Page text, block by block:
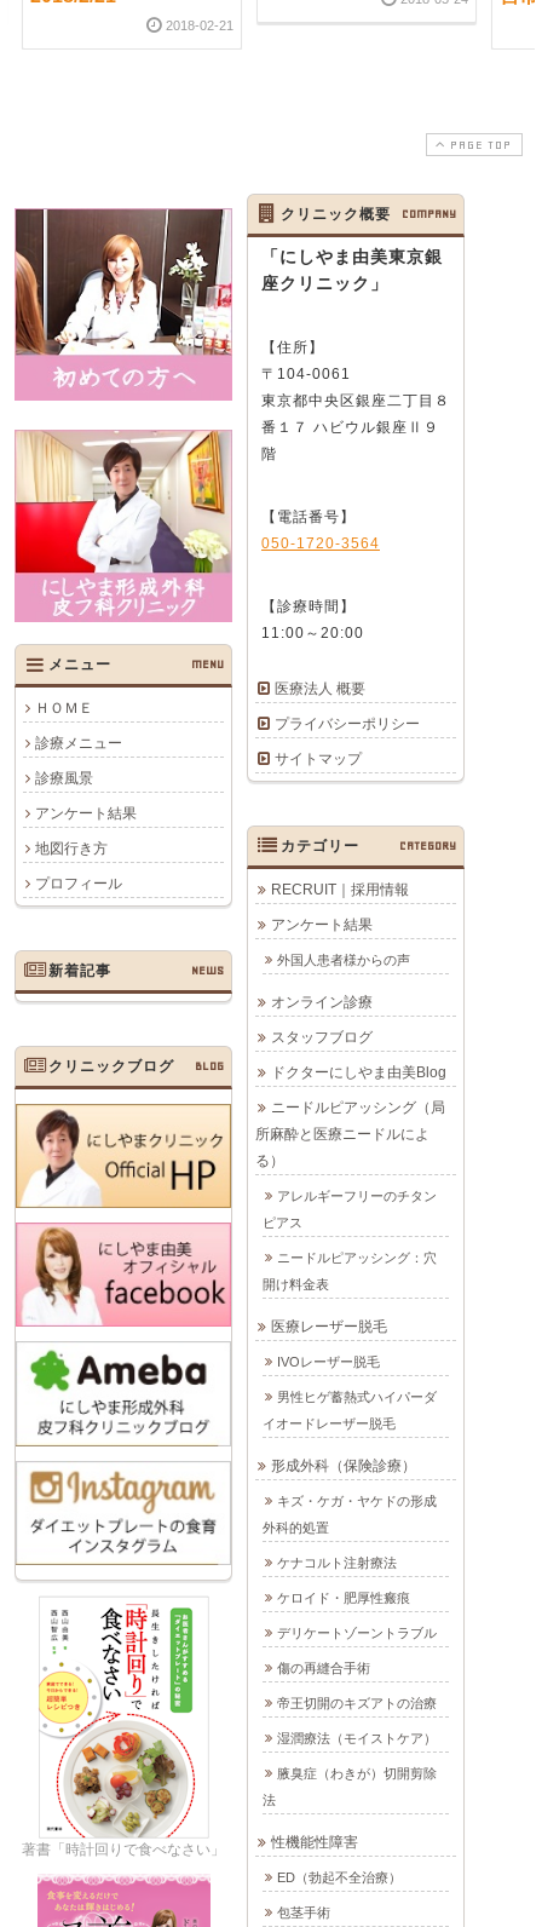
2018-02-21
PAGE TOP
メニュー MENU
ＨＯＭＥ
診療メニュー
診療風景
アンケート結果
地図行き方
プロフィール
クリニック概要 COMPANY
「にしやま由美東京銀
座クリニック」
【住所】
〒104-0061
東京都中央区銀座二丁目８
番１７ ハビウル銀座Ⅱ９
階
【電話番号】
050-1720-3564
【診療時間】
11:00～20:00
医療法人 概要
プライバシーポリシー
サイトマップ
カテゴリー CATEGORY
RECRUIT｜採用情報
アンケート結果
外国人患者様からの声
オンライン診療
スタッフブログ
ドクターにしやま由美Blog
ニードルピアッシング（局
所麻酔と医療ニードルによ
る）
アレルギーフリーのチタン
ピアス
ニードルピアッシング：穴
開け料金表
医療レーザー脱毛
IVOレーザー脱毛
男性ヒゲ蓄熱式ハイパーダ
イオードレーザー脱毛
形成外科（保険診療）
キズ・ケガ・ヤケドの形成
外科的処置
ケナコルト注射療法
ケロイド・肥厚性瘢痕
デリケートゾーントラブル
傷の再縫合手術
帝王切開のキズアトの治療
湿潤療法（モイストケア）
腋臭症（わきが）切開剪除
法
性機能性障害
ED（勃起不全治療）
包茎手術
新着記事 NEWS
クリニックブログ BLOG
著書「時計回りで食べなさい」